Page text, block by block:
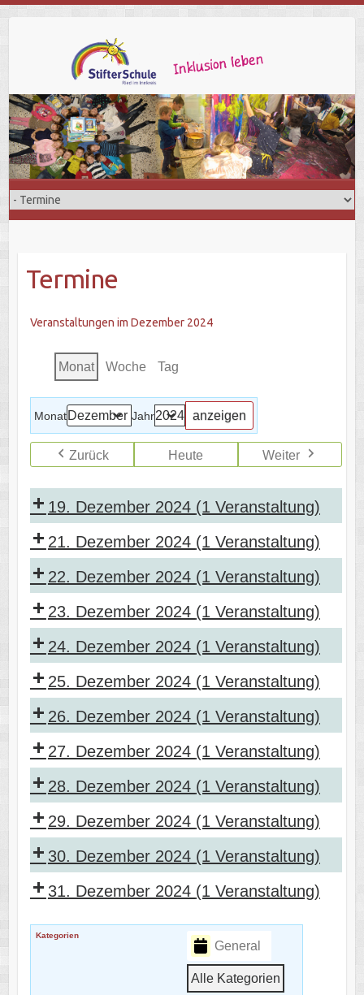
Termine
Veranstaltungen im Dezember 2024
Monat Woche Tag
Monat Jahr
Zurück Heute Weiter
19. Dezember 2024 (1 Veranstaltung)
21. Dezember 2024 (1 Veranstaltung)
22. Dezember 2024 (1 Veranstaltung)
23. Dezember 2024 (1 Veranstaltung)
24. Dezember 2024 (1 Veranstaltung)
25. Dezember 2024 (1 Veranstaltung)
26. Dezember 2024 (1 Veranstaltung)
27. Dezember 2024 (1 Veranstaltung)
28. Dezember 2024 (1 Veranstaltung)
29. Dezember 2024 (1 Veranstaltung)
30. Dezember 2024 (1 Veranstaltung)
31. Dezember 2024 (1 Veranstaltung)
Kategorien
General
Alle Kategorien